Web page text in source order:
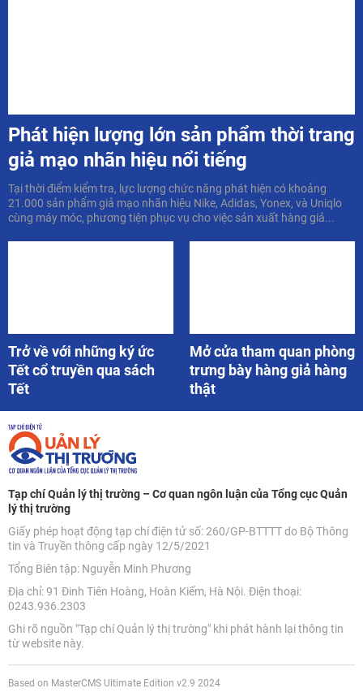
Phát hiện lượng lớn sản phẩm thời trang
giả mạo nhãn hiệu nổi tiếng
Tại thời điểm kiểm tra, lực lượng chức năng phát hiện có khoảng
21.000 sản phẩm giả mạo nhãn hiệu Nike, Adidas, Yonex, và Uniqlo
cùng máy móc, phương tiện phục vụ cho việc sản xuất hàng giả...
Trở về với những ký ức
Tết cổ truyền qua sách
Tết
Mở cửa tham quan phòng
trưng bày hàng giả hàng
thật
Tạp chí Quản lý thị trường – Cơ quan ngôn luận của Tổng cục Quản
lý thị trường
Giấy phép hoạt động tạp chí điện tử số: 260/GP-BTTTT do Bộ Thông
tin và Truyền thông cấp ngày 12/5/2021
Tổng Biên tập: Nguyễn Minh Phương
Địa chỉ: 91 Đinh Tiên Hoàng, Hoàn Kiếm, Hà Nội. Điện thoại:
0243.936.2303
Ghi rõ nguồn "Tạp chí Quản lý thị trường" khi phát hành lại thông tin
từ website này.
Based on MasterCMS Ultimate Edition v2.9 2024